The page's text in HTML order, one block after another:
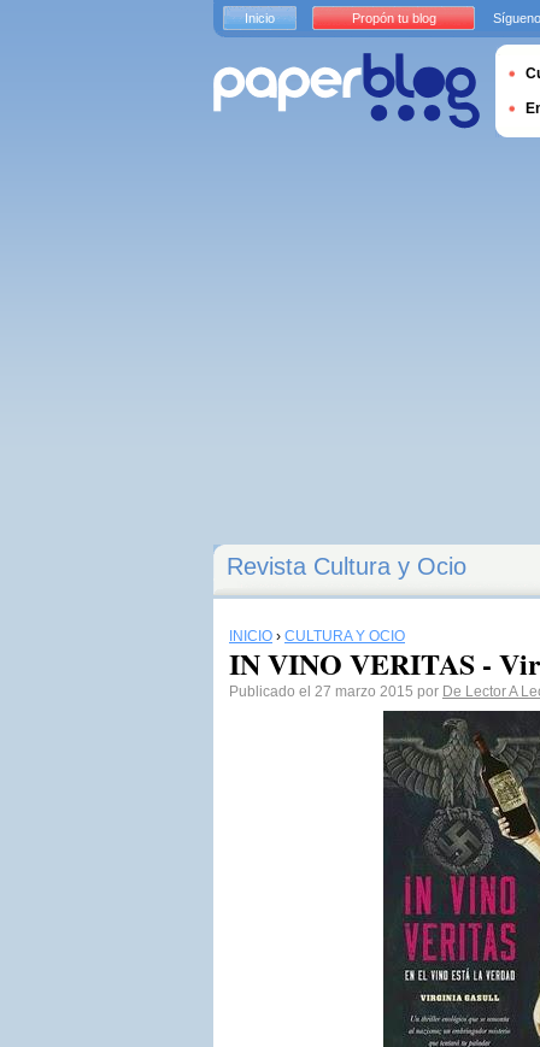
Revista Cultura y Ocio
INICIO › CULTURA Y OCIO
IN VINO VERITAS -
Publicado el 27 marzo 2015 por De Lector A
Inicio Propón tu blog